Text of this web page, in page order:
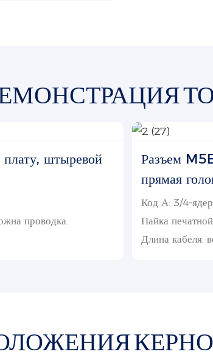
штыревой
проводка.
Разъем
прямая
Код А: 3/4-
Пайка
Длина кабеля: